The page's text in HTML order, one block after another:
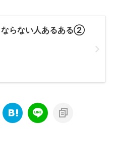
ならない人あるある②